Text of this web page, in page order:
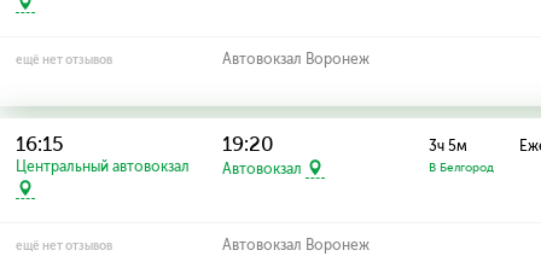
ещё нет отзывов Автовокзал Воронеж
16:15
Центральный автовокзал
19:20
Автовокзал
3ч 5м
В Белгород
ещё нет отзывов Автовокзал Воронеж